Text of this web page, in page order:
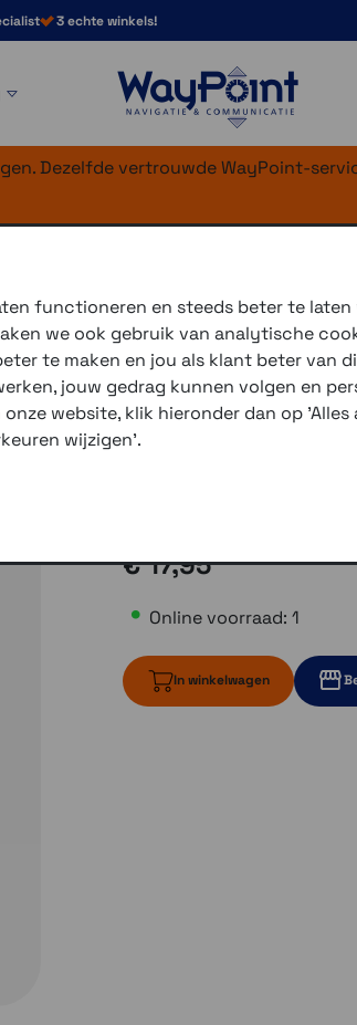
3 echte winkels!
Dezelfde vertrouwde WayPoint-
mm
Met deze adapter kun je
3 winkels voor uitleg en
voor 16.00 uur
€ 17,95
Online voorraad: 1
In winkelwagen
functioneren en steeds beter te
we ook gebruik van analytische
te maken en jou als klant beter van
jouw gedrag kunnen volgen en
website, klik hieronder dan op
wijzigen'.